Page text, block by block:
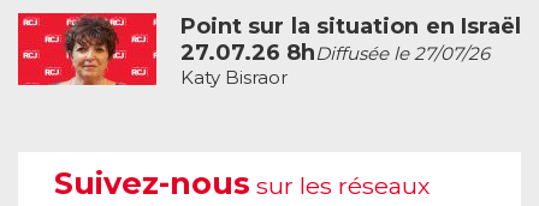
Point sur la situation en Israël
27.07.26 8hDiffusée le 27/07/26
Katy Bisraor
Suivez-nous sur les réseaux